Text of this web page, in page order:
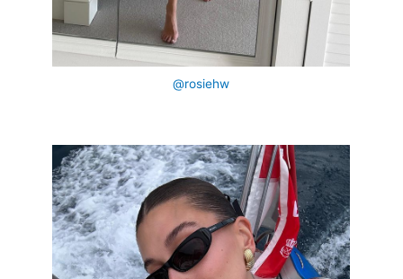
@rosiehw